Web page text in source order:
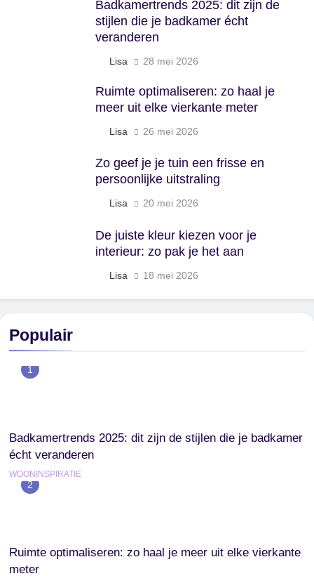
Badkamertrends 2025: dit zijn de
stijlen die je badkamer écht
veranderen
Lisa 28 mei 2026
Ruimte optimaliseren: zo haal je
meer uit elke vierkante meter
Lisa 26 mei 2026
Zo geef je je tuin een frisse en
persoonlijke uitstraling
Lisa 20 mei 2026
De juiste kleur kiezen voor je
interieur: zo pak je het aan
Lisa 18 mei 2026
Populair
1
Badkamertrends 2025: dit zijn de stijlen die je badkamer
écht veranderen
WOONINSPIRATIE
2
Ruimte optimaliseren: zo haal je meer uit elke vierkante
meter